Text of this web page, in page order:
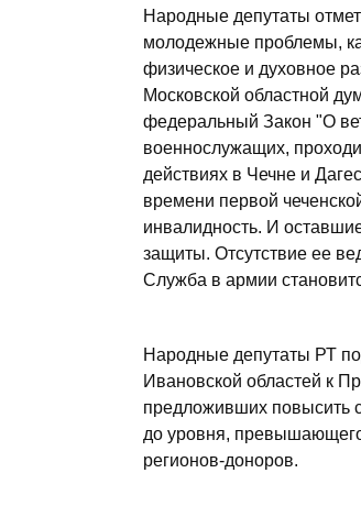
Народные депутаты
молодежные проблемы,
физическое и духовное
Московской областной
федеральный Закон "О
военнослужащих,
действиях в Чечне и
времени первой
инвалидность. И
защиты. Отсутствие ее
Служба в армии
Народные депутаты РТ
Ивановской областей к
предложивших повысить
до уровня,
регионов-доноров.